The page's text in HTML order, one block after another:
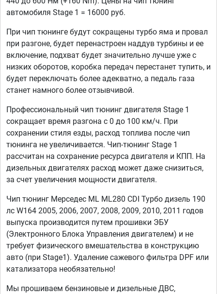
автомобиля Stage 1 = 16000 руб.
При чип тюнинге будут сокращены турбо яма и провал
при разгоне, будет перенастроен наддув турбины и ее
включение, подхват будет значительно лучше уже с
низких оборотов, коробка передач перестанет тупить, и
будет переключать более адекватно, а педаль газа
станет намного более отзывчивой.
Профессиональный чип тюнинг двигателя Stage 1
сокращает время разгона с 0 до 100 км/ч. При
сохранении стиля езды, расход топлива после чип
тюнинга не увеличивается. Чип-тюнинг Stage 1
рассчитан на сохранение ресурса двигателя и КПП. На
дизельных двигателях расход может даже снизиться,
за счет увеличения мощности двигателя.
Чип тюнинг Мерседес ML ML280 CDI Турбо дизель 190
лс W164 2005, 2006, 2007, 2008, 2009, 2010, 2011 годов
выпуска производится путем прошивки ЭБУ
(Электронного Блока Управления двигателем) и не
требует физического вмешательства в конструкцию
авто (при Stage1). Удаление сажевого фильтра DPF или
катализатора необязательно!
Мы прошиваем бензиновые и дизельные ДВС,